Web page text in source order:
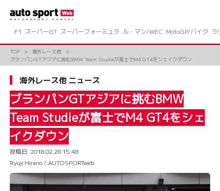
ツ
キ
F1 スーパーGT スーパーフォーミュラ ル・マン/WEC MotoGP/バイク ラ
TOP
海外レース他
ブランパンGTアジアに挑むBMW Team Studieが富士でM4 GT4をシェイクダウン
海外レース他 ニュース
ブランパンGTアジアに挑むBMW
Team Studieが富士でM4 GT4をシェ
イクダウン
投稿日: 2018.02.28 15:48
Ryuji Hirano / AUTOSPORTweb